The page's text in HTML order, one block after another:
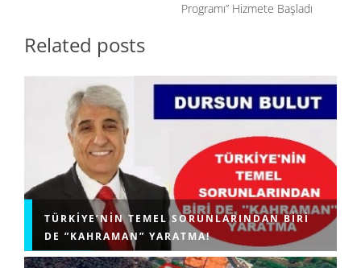
Programı” Hizmete Başladı
Related posts
TÜRKIYE’NIN TEMEL SORUNLARINDAN BIRI
DE ”KAHRAMAN” YARATMA!